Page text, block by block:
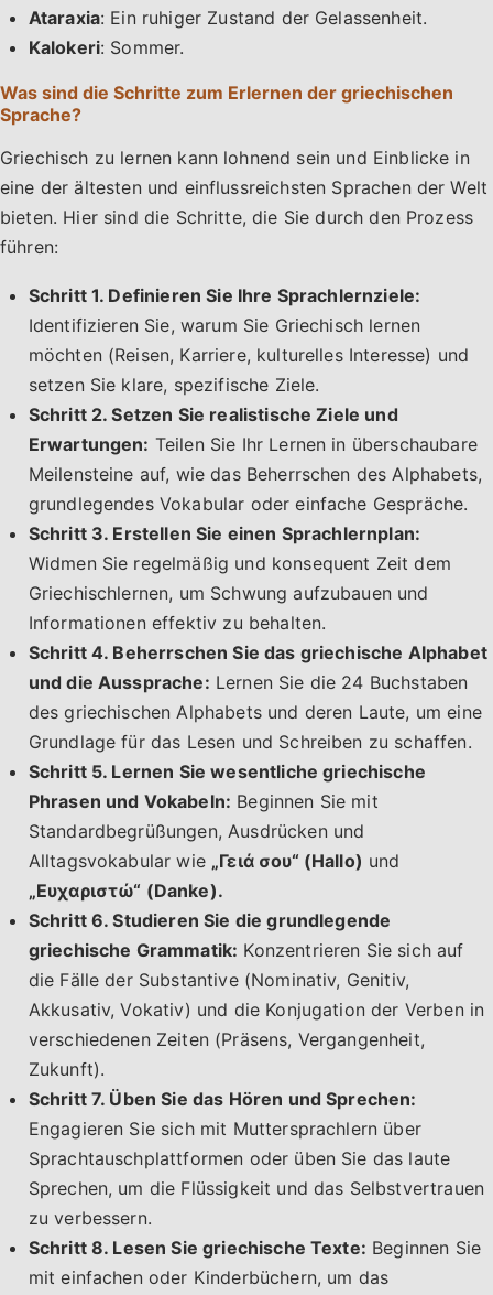
Ataraxia: Ein ruhiger Zustand der Gelassenheit.
Kalokeri: Sommer.
Was sind die Schritte zum Erlernen der griechischen
Sprache?
Griechisch zu lernen kann lohnend sein und Einblicke in
eine der ältesten und einflussreichsten Sprachen der Welt
bieten. Hier sind die Schritte, die Sie durch den Prozess
führen:
Schritt 1. Definieren Sie Ihre Sprachlernziele:
Identifizieren Sie, warum Sie Griechisch lernen
möchten (Reisen, Karriere, kulturelles Interesse) und
setzen Sie klare, spezifische Ziele.
Schritt 2. Setzen Sie realistische Ziele und
Erwartungen: Teilen Sie Ihr Lernen in überschaubare
Meilensteine auf, wie das Beherrschen des Alphabets,
grundlegendes Vokabular oder einfache Gespräche.
Schritt 3. Erstellen Sie einen Sprachlernplan:
Widmen Sie regelmäßig und konsequent Zeit dem
Griechischlernen, um Schwung aufzubauen und
Informationen effektiv zu behalten.
Schritt 4. Beherrschen Sie das griechische Alphabet
und die Aussprache: Lernen Sie die 24 Buchstaben
des griechischen Alphabets und deren Laute, um eine
Grundlage für das Lesen und Schreiben zu schaffen.
Schritt 5. Lernen Sie wesentliche griechische
Phrasen und Vokabeln: Beginnen Sie mit
Standardbegrüßungen, Ausdrücken und
Alltagsvokabular wie „Γειά σου“ (Hallo) und
„Ευχαριστώ“ (Danke).
Schritt 6. Studieren Sie die grundlegende
griechische Grammatik: Konzentrieren Sie sich auf
die Fälle der Substantive (Nominativ, Genitiv,
Akkusativ, Vokativ) und die Konjugation der Verben in
verschiedenen Zeiten (Präsens, Vergangenheit,
Zukunft).
Schritt 7. Üben Sie das Hören und Sprechen:
Engagieren Sie sich mit Muttersprachlern über
Sprachtauschplattformen oder üben Sie das laute
Sprechen, um die Flüssigkeit und das Selbstvertrauen
zu verbessern.
Schritt 8. Lesen Sie griechische Texte: Beginnen Sie
mit einfachen oder Kinderbüchern, um das